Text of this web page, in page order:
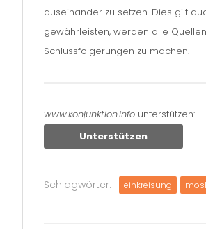
auseinander zu setzen. Dies gilt
gewährleisten, werden alle
Schlussfolgerungen zu machen.
www.konjunktion.info unterstützen:
Unterstützen
Schlagwörter: einkreisung